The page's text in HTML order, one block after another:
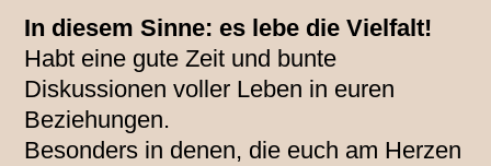
In diesem Sinne: es lebe die Vielfalt!
Habt eine gute Zeit und bunte
Diskussionen voller Leben in euren
Beziehungen.
Besonders in denen, die euch am Herzen